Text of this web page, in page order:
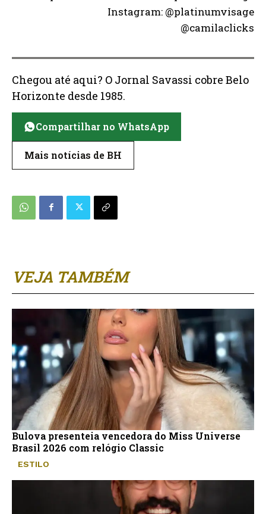
VEJA TAMBÉM
Bulova presenteia vencedora do Miss Universe
Brasil 2026 com relógio Classic
ESTILO
Instagram: @platinumvisage
@camilaclicks
Chegou até aqui? O Jornal Savassi cobre Belo
Horizonte desde 1985.
Compartilhar no WhatsApp
Mais notícias de BH